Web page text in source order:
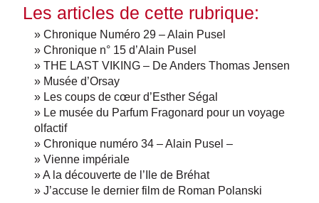
Les articles de cette rubrique:
» Chronique Numéro 29 – Alain Pusel
» Chronique n° 15 d’Alain Pusel
» THE LAST VIKING – De Anders Thomas Jensen
» Musée d’Orsay
» Les coups de cœur d’Esther Ségal
» Le musée du Parfum Fragonard pour un voyage
olfactif
» Chronique numéro 34 – Alain Pusel –
» Vienne impériale
» A la découverte de l’Ile de Bréhat
» J’accuse le dernier film de Roman Polanski